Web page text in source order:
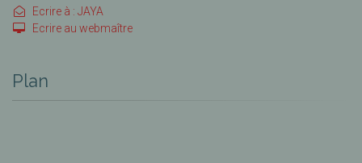
Ecrire à : JAYA
Ecrire au webmaître
Plan